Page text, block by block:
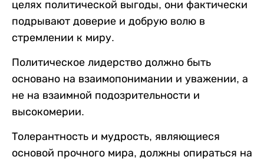
целях политической выгоды, они фактически
подрывают доверие и добрую волю в
стремлении к миру.
Политическое лидерство должно быть
основано на взаимопонимании и уважении, а
не на взаимной подозрительности и
высокомерии.
Толерантность и мудрость, являющиеся
основой прочного мира, должны опираться на